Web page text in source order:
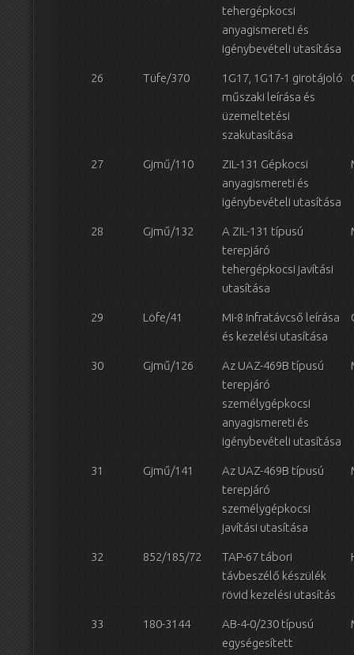
tehergépkocsi
anyagismereti és
igénybevételi utasítása
26 Tüfe/370
1G17, 1G17-1 girotájoló
műszaki leírása és
üzemeltetési
szakutasítása
27 Gjmű/110
ZIL-131 Gépkocsi
anyagismereti és
igénybevételi utasítása
28 Gjmű/132
A ZIL-131 típusú
terepjáró
tehergépkocsi javítási
utasítása
29 Löfe/41
MI-8 Infratávcső leírása
és kezelési utasítása
30 Gjmű/126
Az UAZ-469B típusú
terepjáró
személygépkocsi
anyagismereti és
igénybevételi utasítása
31 Gjmű/141
Az UAZ-469B típusú
terepjáró
személygépkocsi
javítási utasítása
32 852/185/72
TAP-67 tábori
távbeszélő készülék
rövid kezelési utasítás
33 180-3144
AB-4-0/230 típusú
egységesített